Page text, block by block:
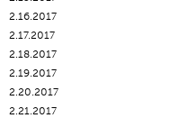
2.16.2017
2.17.2017
2.18.2017
2.19.2017
2.20.2017
2.21.2017